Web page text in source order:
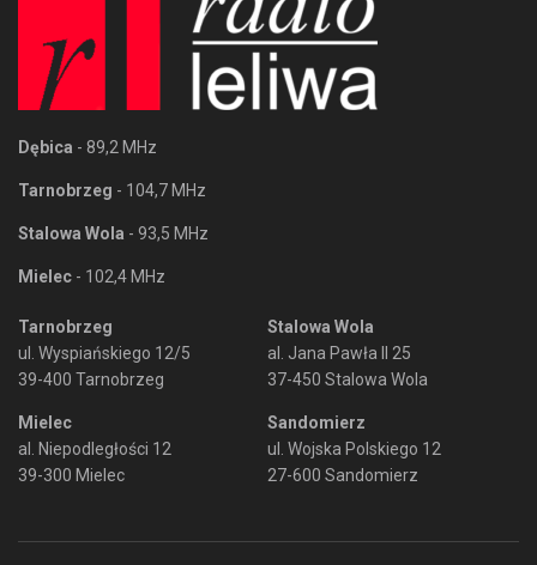
Dębica - 89,2 MHz
Tarnobrzeg - 104,7 MHz
Stalowa Wola - 93,5 MHz
Mielec - 102,4 MHz
Tarnobrzeg
ul. Wyspiańskiego 12/5
39-400 Tarnobrzeg
Mielec
al. Niepodległości 12
39-300 Mielec
Stalowa Wola
al. Jana Pawła II 25
37-450 Stalowa Wola
Sandomierz
ul. Wojska Polskiego 12
27-600 Sandomierz